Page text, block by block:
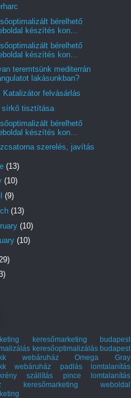
bérelhető
készítés kon...
bérelhető
készítés kon...
teremtsünk mediterrán
lakásunkban?
Katalizátor felvásárlás
sírkő tisztítása
bérelhető
készítés kon...
szerelés, javítás
(13)
(10)
(9)
(13)
(10)
(10)
keresőmarketing budapest
keresőoptimalizálás budapest
webáruház
Omega Gray
webáruház
padlás lomtalanítás
szállítás
pince lomtalanítás
keresőmarketing
weboldal